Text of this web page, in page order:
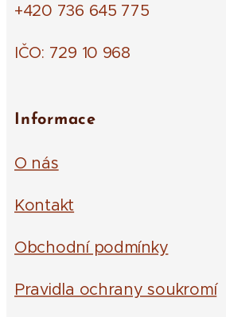
+420 736 645 775
IČO: 729 10 968
Informace
O nás
Kontakt
Obchodní podmínky
Pravidla ochrany soukromí